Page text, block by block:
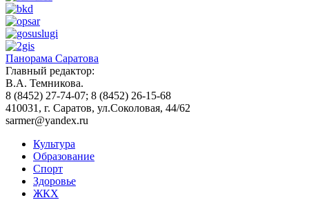
Панорама Саратова
Главный редактор:
В.А. Темникова.
8 (8452) 27-74-07; 8 (8452) 26-15-68
410031, г. Саратов, ул.Соколовая, 44/62
sarmer@yandex.ru
Культура
Образование
Спорт
Здоровье
ЖКХ